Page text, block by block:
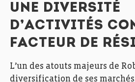
UNE DIVERSITÉ
D’ACTIVITÉS
FACTEUR DE
L’un des atouts majeurs de
diversification de ses